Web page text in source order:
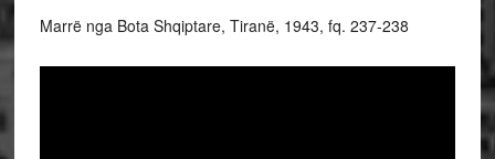
Marrë nga Bota Shqiptare, Tiranë, 1943, fq. 237-238